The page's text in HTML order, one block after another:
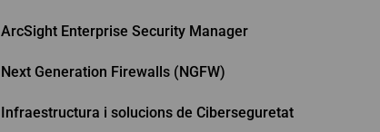
ArcSight Enterprise Security Manager
Next Generation Firewalls (NGFW)
Infraestructura i solucions de Ciberseguretat